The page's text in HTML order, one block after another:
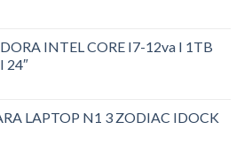
INTEL CORE I7-12va I 1TB
24″
LAPTOP N1 3 ZODIAC IDOCK